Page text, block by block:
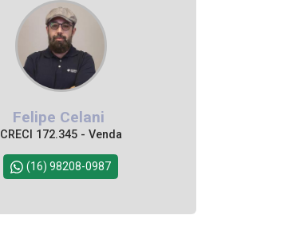
Felipe Celani
CRECI 172.345 - Venda
(16) 98208-0987